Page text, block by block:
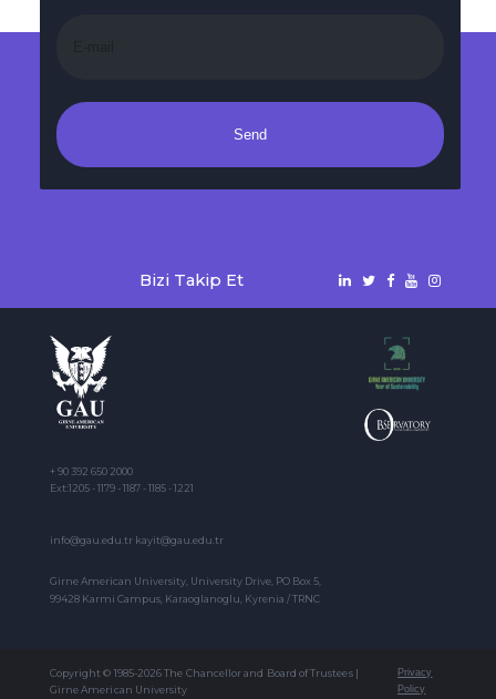
Send
Bizi Takip Et
+ 90 392 650 2000
Ext:1205 - 1179 - 1187 - 1185 - 1221
info@gau.edu.tr kayit@gau.edu.tr
Girne American University, University Drive, PO Box 5,
99428 Karmi Campus, Karaoglanoglu, Kyrenia / TRNC
Copyright © 1985-2026 The Chancellor and Board of Trustees |
Girne American University
Privacy
Policy